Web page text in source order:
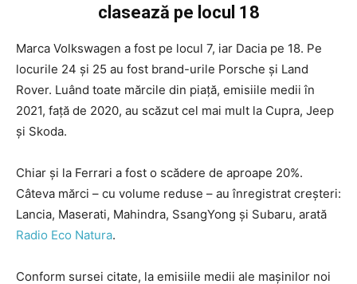
clasează pe locul 18
Marca Volkswagen a fost pe locul 7, iar Dacia pe 18. Pe
locurile 24 și 25 au fost brand-urile Porsche și Land
Rover. Luând toate mărcile din piață, emisiile medii în
2021, față de 2020, au scăzut cel mai mult la Cupra, Jeep
și Skoda.
Chiar și la Ferrari a fost o scădere de aproape 20%.
Câteva mărci – cu volume reduse – au înregistrat creșteri:
Lancia, Maserati, Mahindra, SsangYong și Subaru, arată
Radio Eco Natura.
Conform sursei citate, la emisiile medii ale mașinilor noi